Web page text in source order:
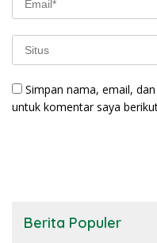
Simpan nama, email,
untuk komentar saya
Berita Populer